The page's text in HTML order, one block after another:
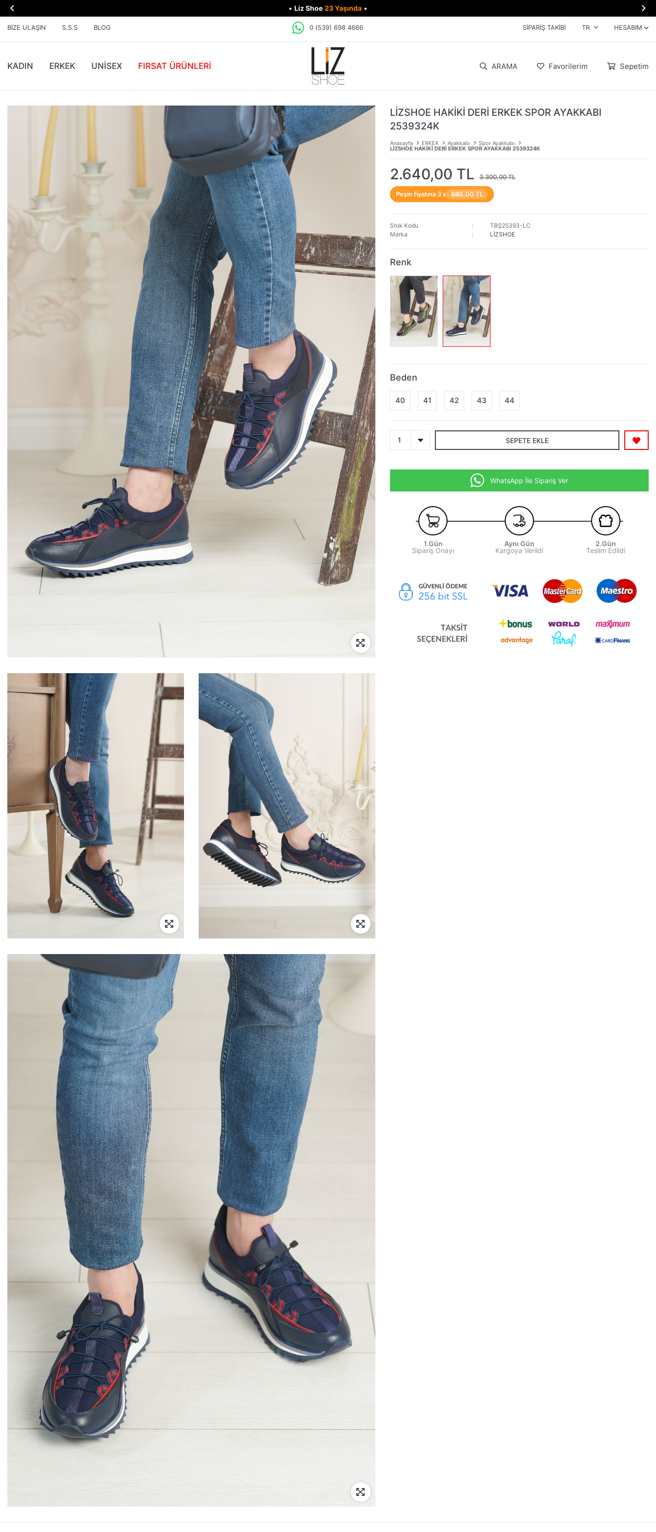
 • Liz Shoe 23 Yaşında • 
BIZE ULAŞIN S.S.S BLOG 0 (539) 698 4666 SIPARIŞ TAKIBI TR HESABIM
KADIN ERKEK UNİSEX FIRSAT ÜRÜNLERI ARAMA Favorilerim Sepetim
LİZSHOE HAKİKİ DERİ ERKEK SPOR AYAKKABI
2539324K
Anasayfa ERKEK Ayakkabı Spor Ayakkabı
LİZSHOE HAKİKİ DERİ ERKEK SPOR AYAKKABI 2539324K
2.640,00 TL 3.300,00 TL
Peşin fiyatına 3 x 880,00 TL
Stok Kodu
TBŞ25393-LC
Marka
LİZSHOE
Renk
Beden
40 41 42 43 44
SEPETE EKLE
WhatsApp İle Sipariş Ver
1.Gün
Sipariş Onayı
Aynı Gün
Kargoya Verildi
2.Gün
Teslim Edildi